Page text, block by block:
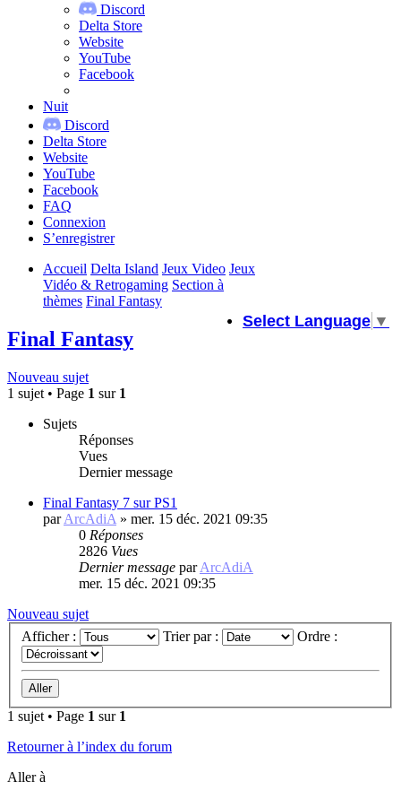
Discord
Delta Store
Website
YouTube
Facebook
Nuit
Discord
Delta Store
Website
YouTube
Facebook
FAQ
Connexion
S’enregistrer
Accueil Delta Island Jeux Video Jeux
Vidéo & Retrogaming Section à
thèmes Final Fantasy
Select Language ▼
Final Fantasy
Nouveau sujet
1 sujet • Page 1 sur 1
Sujets
Réponses
Vues
Dernier message
Final Fantasy 7 sur PS1
parArcAdiA » mer. 15 déc. 2021 09:35
0 Réponses
2826 Vues
Dernier message parArcAdiA
mer. 15 déc. 2021 09:35
Nouveau sujet
Afficher :
Trier par : Ordre :
1 sujet • Page 1 sur 1
Retourner à l’index du forum
Aller à